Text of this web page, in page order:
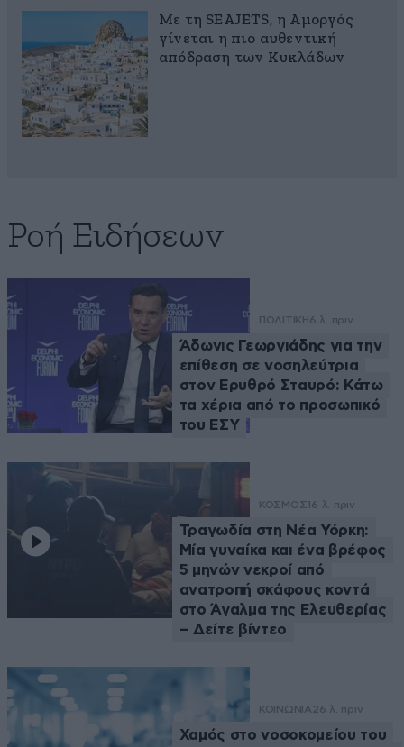
Με τη SEAJETS, η Αμοργός
γίνεται η πιο αυθεντική
απόδραση των Κυκλάδων
Ροή Ειδήσεων
ΠΟΛΙΤΙΚΗ6 λ. πριν
Άδωνις Γεωργιάδης για την
επίθεση σε νοσηλεύτρια
στον Ερυθρό Σταυρό: Κάτω
τα χέρια από το προσωπικό
του ΕΣΥ
ΚΟΣΜΟΣ 16 λ. πριν
Τραγωδία στη Νέα Υόρκη:
Μία γυναίκα και ένα βρέφος
5 μηνών νεκροί από
ανατροπή σκάφους κοντά
στο Άγαλμα της Ελευθερίας
– Δείτε βίντεο
ΚΟΙΝΩΝΙΑ26 λ. πριν
Χαμός στο νοσοκομείου του